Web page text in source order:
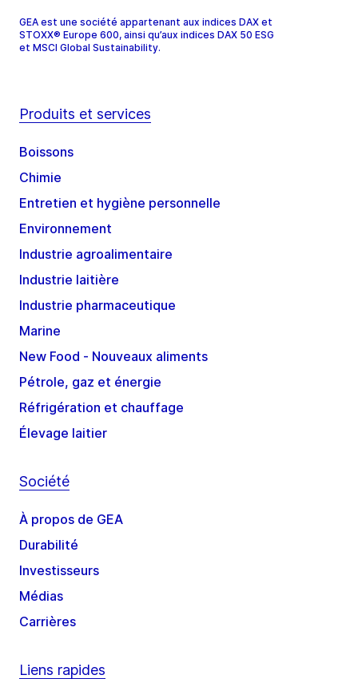
GEA est une société appartenant aux indices DAX et
STOXX® Europe 600, ainsi qu’aux indices DAX 50 ESG
et MSCI Global Sustainability.
Produits et services
Boissons
Chimie
Entretien et hygiène personnelle
Environnement
Industrie agroalimentaire
Industrie laitière
Industrie pharmaceutique
Marine
New Food - Nouveaux aliments
Pétrole, gaz et énergie
Réfrigération et chauffage
Élevage laitier
Société
À propos de GEA
Durabilité
Investisseurs
Médias
Carrières
Liens rapides